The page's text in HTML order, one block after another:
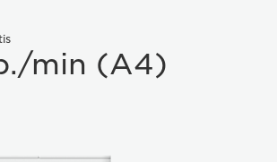
min (A4)